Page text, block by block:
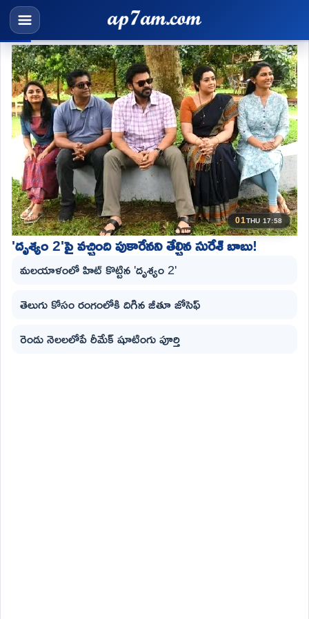
01THU 17:58
'దృశ్యం 2'పై వచ్చింది పుకారేనని తేల్చిన సురేశ్ బాబు!
మలయాళంలో హిట్ కొట్టిన 'దృశ్యం 2'
తెలుగు కోసం రంగంలోకి దిగిన జీతూ జోసెఫ్
రెండు నెలలలోపే రీమేక్ షూటింగు పూర్తి